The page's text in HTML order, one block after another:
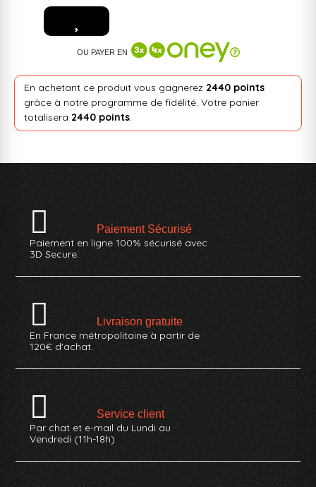
OU PAYER EN
En achetant ce produit vous gagnerez 2440 points
grâce à notre programme de fidélité. Votre panier
totalisera 2440 points.
Paiement Sécurisé
Paiement en ligne 100% sécurisé avec
3D Secure.
Livraison gratuite
En France métropolitaine à partir de
120€ d'achat.
Service client
Par chat et e-mail du Lundi au
Vendredi (11h-18h)